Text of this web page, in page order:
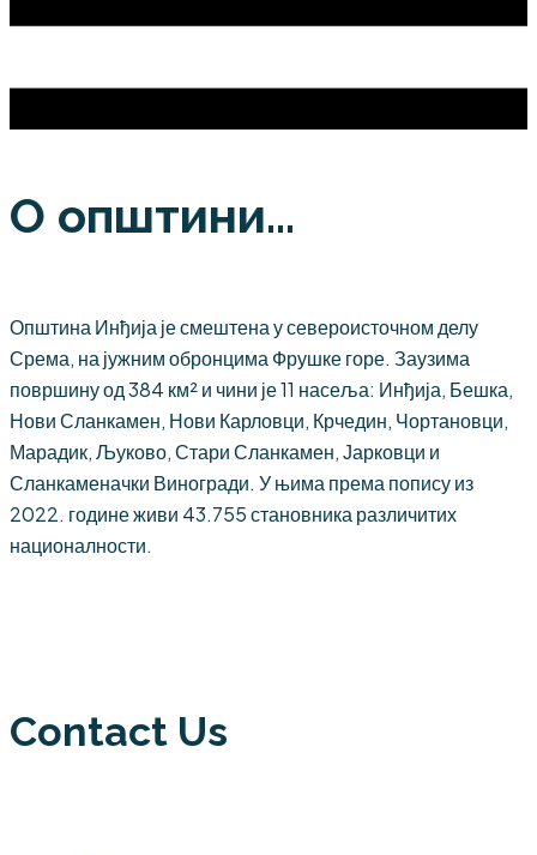
О општини...
Општина Инђија је смештена у североисточном делу
Срема, на јужним обронцима Фрушке горе. Заузима
површину од 384 км² и чини је 11 насеља: Инђија, Бешка,
Нови Сланкамен, Нови Карловци, Крчедин, Чортановци,
Марадик, Љуково, Стари Сланкамен, Јарковци и
Сланкаменачки Виногради. У њима према попису из
2022. године живи 43.755 становника различитих
националности.
Contact Us